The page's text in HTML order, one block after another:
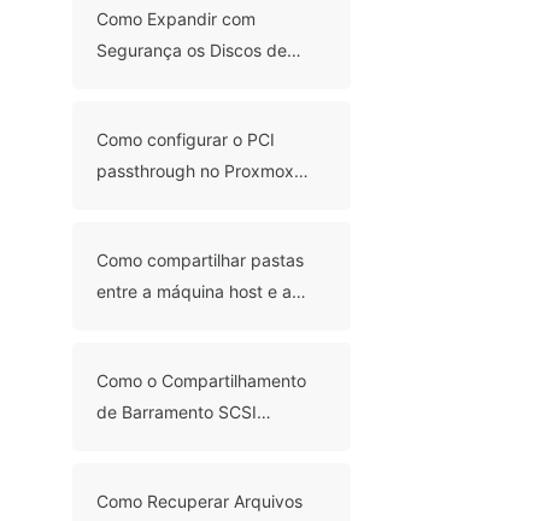
Como Expandir com
Segurança os Discos de
Como configurar o PCI
passthrough no Proxmox
Como compartilhar pastas
entre a máquina host e a
Como o Compartilhamento
de Barramento SCSI
Como Recuperar Arquivos